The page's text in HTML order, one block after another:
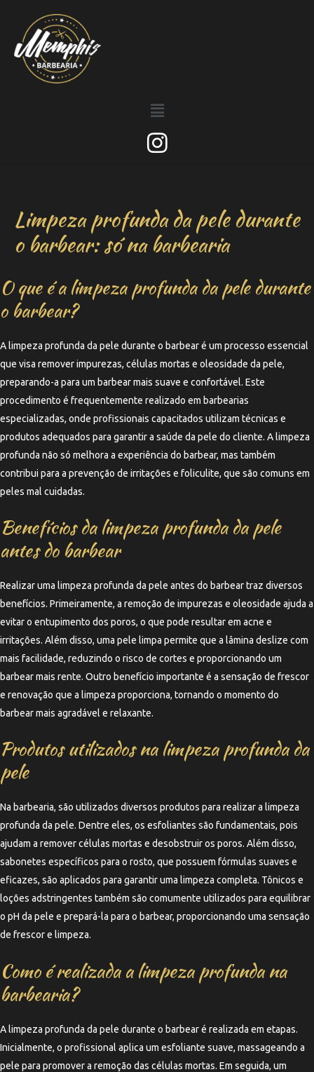
Limpeza profunda da pele durante
o barbear: só na barbearia
O que é a limpeza profunda da pele durante
o barbear?
A limpeza profunda da pele durante o barbear é um processo essencial
que visa remover impurezas, células mortas e oleosidade da pele,
preparando-a para um barbear mais suave e confortável. Este
procedimento é frequentemente realizado em barbearias
especializadas, onde profissionais capacitados utilizam técnicas e
produtos adequados para garantir a saúde da pele do cliente. A limpeza
profunda não só melhora a experiência do barbear, mas também
contribui para a prevenção de irritações e foliculite, que são comuns em
peles mal cuidadas.
Benefícios da limpeza profunda da pele
antes do barbear
Realizar uma limpeza profunda da pele antes do barbear traz diversos
benefícios. Primeiramente, a remoção de impurezas e oleosidade ajuda a
evitar o entupimento dos poros, o que pode resultar em acne e
irritações. Além disso, uma pele limpa permite que a lâmina deslize com
mais facilidade, reduzindo o risco de cortes e proporcionando um
barbear mais rente. Outro benefício importante é a sensação de frescor
e renovação que a limpeza proporciona, tornando o momento do
barbear mais agradável e relaxante.
Produtos utilizados na limpeza profunda da
pele
Na barbearia, são utilizados diversos produtos para realizar a limpeza
profunda da pele. Dentre eles, os esfoliantes são fundamentais, pois
ajudam a remover células mortas e desobstruir os poros. Além disso,
sabonetes específicos para o rosto, que possuem fórmulas suaves e
eficazes, são aplicados para garantir uma limpeza completa. Tônicos e
loções adstringentes também são comumente utilizados para equilibrar
o pH da pele e prepará-la para o barbear, proporcionando uma sensação
de frescor e limpeza.
Como é realizada a limpeza profunda na
barbearia?
A limpeza profunda da pele durante o barbear é realizada em etapas.
Inicialmente, o profissional aplica um esfoliante suave, massageando a
pele para promover a remoção das células mortas. Em seguida, um